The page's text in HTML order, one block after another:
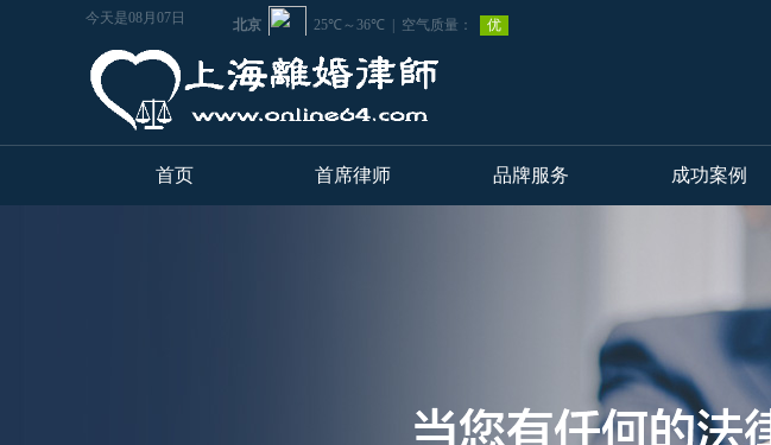
今天是08月07日
首页 首席律师 品牌服务 成功案例